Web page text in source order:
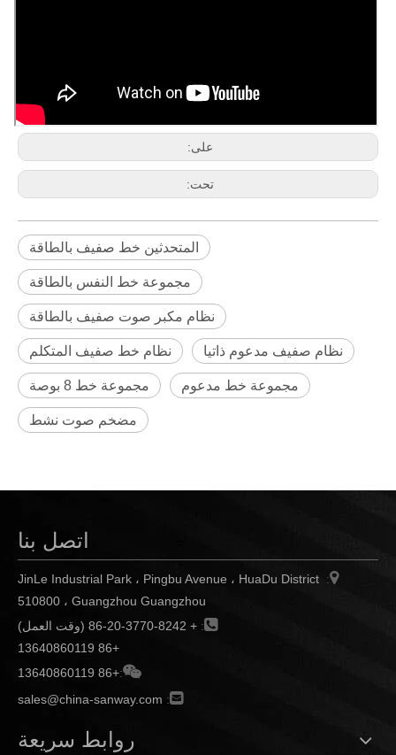
على:
تحت:
المتحدثين خط صفيف بالطاقة
مجموعة خط النفس بالطاقة
نظام مكبر صوت صفيف بالطاقة
نظام خط صفيف المتكلم نظام صفيف مدعوم ذاتيا
مجموعة خط 8 بوصة مجموعة خط مدعوم
مضخم صوت نشط
اتصل بنا

:
JinLe Industrial Park ، Pingbu Avenue ، HuaDu District
510800 ، Guangzhou Guangzhou

: + 86-20-3770-8242 (وقت العمل)
+86 13640860119

:
+86 13640860119

:
sales@china-sanway.com
روابط سريعة